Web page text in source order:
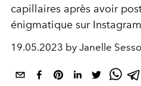
capillaires après avoir
énigmatique sur
19.05.2023 by Janelle